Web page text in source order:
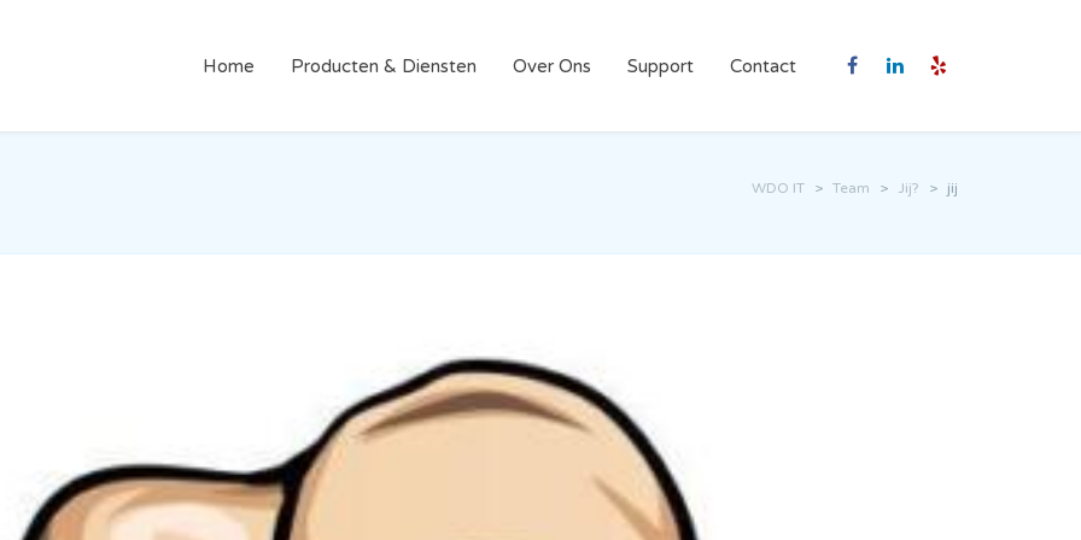
Home Producten & Diensten Over Ons Support Contact
WDO IT > Team > Jij? > jij